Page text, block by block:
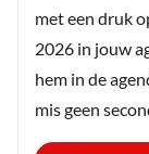
met een druk
2026 in jouw
hem in de
mis geen